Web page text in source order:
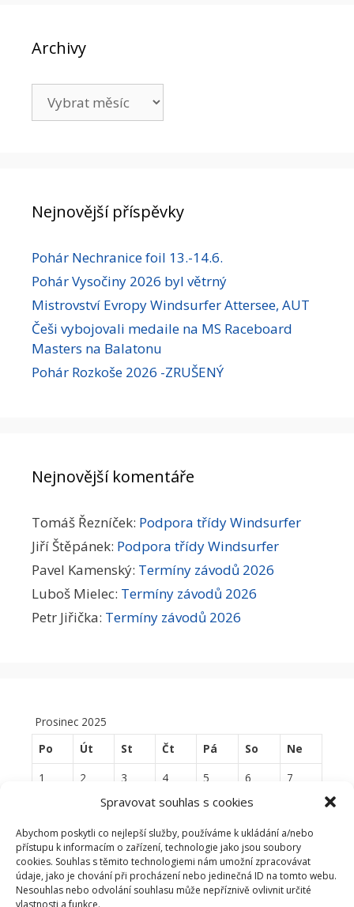
Spravovat souhlas s cookies
Abychom poskytli co nejlepší služby, používáme k ukládání a/nebo
přístupu k informacím o zařízení, technologie jako jsou soubory
cookies. Souhlas s těmito technologiemi nám umožní zpracovávat
údaje, jako je chování při procházení nebo jedinečná ID na tomto webu.
Nesouhlas nebo odvolání souhlasu může nepříznivě ovlivnit určité
vlastnosti a funkce.
Archivy
Nejnovější příspěvky
Pohár Nechranice foil 13.-14.6.
Pohár Vysočiny 2026 byl větrný
Mistrovství Evropy Windsurfer Attersee, AUT
Češi vybojovali medaile na MS Raceboard
Masters na Balatonu
Pohár Rozkoše 2026 -ZRUŠENÝ
Nejnovější komentáře
Tomáš Řezníček: Podpora třídy Windsurfer
Jiří Štěpánek: Podpora třídy Windsurfer
Pavel Kamenský: Termíny závodů 2026
Luboš Mielec: Termíny závodů 2026
Petr Jiřička: Termíny závodů 2026
Prosinec 2025
Po
Út St Čt Pá So
Ne
1
2 3 4 5 6
7
10 11 12 13
15
16 17 18 19 20
21
22
23 24 25 26 27
28
29
30 31